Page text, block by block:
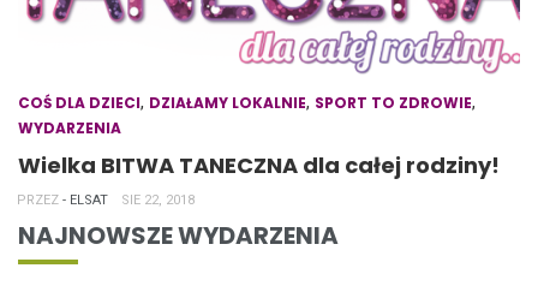
COŚ DLA DZIECI, DZIAŁAMY LOKALNIE, SPORT TO ZDROWIE,
WYDARZENIA
Wielka BITWA TANECZNA dla całej rodziny!
PRZEZ - ELSAT SIE 22, 2018
NAJNOWSZE WYDARZENIA